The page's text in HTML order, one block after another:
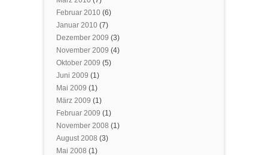
Februar 2010 (6)
Januar 2010 (7)
Dezember 2009 (3)
November 2009 (4)
Oktober 2009 (5)
Juni 2009 (1)
Mai 2009 (1)
März 2009 (1)
Februar 2009 (1)
November 2008 (1)
August 2008 (3)
Mai 2008 (1)